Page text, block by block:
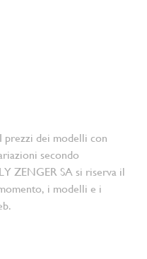
prezzi dei modelli con
secondo
ZENGER SA si riserva il
i modelli e i